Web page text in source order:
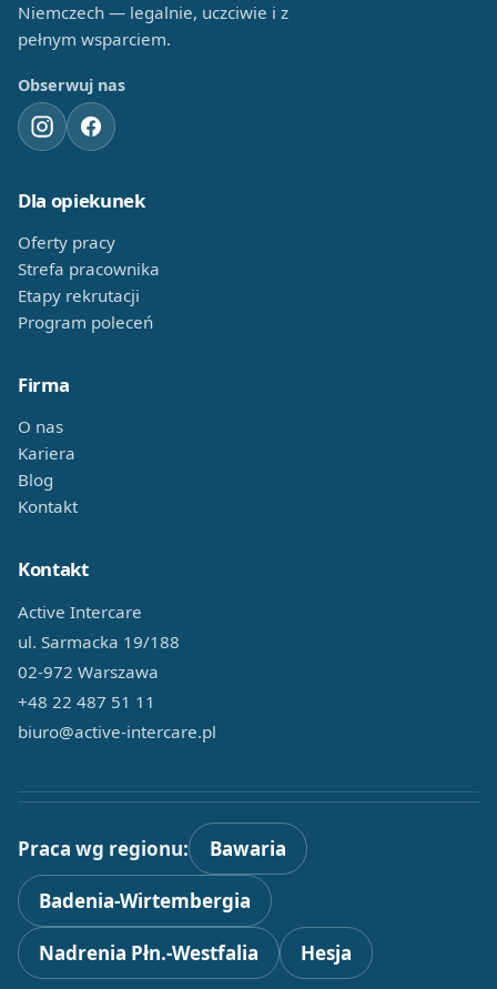
Niemczech — legalnie, uczciwie i z
pełnym wsparciem.
Obserwuj nas
Dla opiekunek
Oferty pracy
Strefa pracownika
Etapy rekrutacji
Program poleceń
Firma
O nas
Kariera
Blog
Kontakt
Kontakt
Active Intercare
ul. Sarmacka 19/188
02-972 Warszawa
+48 22 487 51 11
biuro@active-intercare.pl
Praca wg regionu: Bawaria
Badenia-Wirtembergia
Nadrenia Płn.-Westfalia Hesja